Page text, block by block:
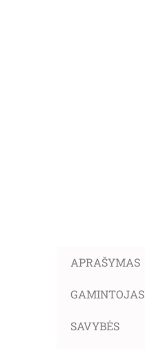
APRAŠYMAS
GAMINTOJAS
SAVYBĖS